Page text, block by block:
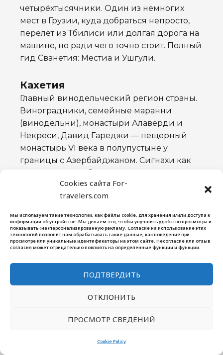
Cookies сайта For-
travelers.com
Мы используем такие технологии, как файлы cookie, для хранения и/или доступа к
информации об устройстве. Мы делаем это, чтобы улучшить удобство просмотра и
показывать (не)персонализированную рекламу. Согласие на использование этих
технологий позволит нам обрабатывать такие данные, как поведение при
просмотре или уникальные идентификаторы на этом сайте. Несогласие или отзыв
согласия может отрицательно повлиять на определенные функции и функции.
ПОДТВЕРДИТЬ
ОТКЛОНИТЬ
ПРОСМОТР СВЕДЕНИЙ
Cookie Policy
четырёхтысячники. Один из немногих
мест в Грузии, куда добраться непросто,
перелёт из Тбилиси или долгая дорога на
машине, но ради чего точно стоит. Полный
гид Сванетия: Местиа и Ушгули.
Кахетия
Главный винодельческий регион страны.
Виноградники, семейные маранни
(винодельни), монастыри Алаверди и
Некреси, Давид Гареджи — пещерный
монастырь VI века в полупустыне у
границы с Азербайджаном. Сигнахи как
романтическая база, Телави как центр
Боржоми и Бакуриани
Боржоми небольшой город в ущелье с
природным источником минеральной
воды, той самой из зелёных бутылок, и
национальным парком. Бакуриани
семейный горнолыжный курорт в 35 км,
куда можно добраться на узкоколейке, это
отдельный аттракцион. Гид по Боржоми и
Горная Аджария